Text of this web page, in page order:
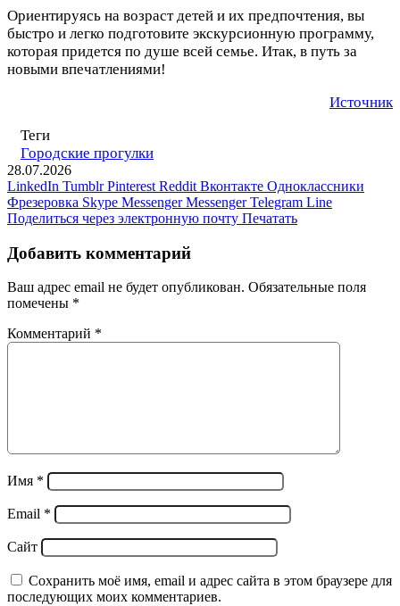
Ориентируясь на возраст детей и их предпочтения, вы
быстро и легко подготовите экскурсионную программу,
которая придется по душе всей семье. Итак, в путь за
новыми впечатлениями!
Источник
Теги
Городские прогулки
28.07.2026
LinkedIn Tumblr Pinterest Reddit Вконтакте Одноклассники
Фрезеровка Skype Messenger Messenger Telegram Line
Поделиться через электронную почту Печатать
Добавить комментарий
Ваш адрес email не будет опубликован. Обязательные поля
помечены *
Комментарий *
Имя *
Email *
Сайт
Сохранить моё имя, email и адрес сайта в этом браузере для
последующих моих комментариев.